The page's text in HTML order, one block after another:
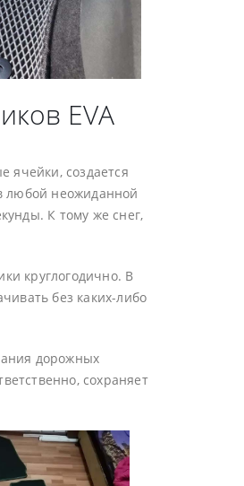
EVA
ячейки, создается
любой неожиданной
К тому же снег,
круглогодично. В
без каких-либо
дорожных
сохраняет